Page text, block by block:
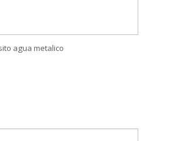
agua metalico